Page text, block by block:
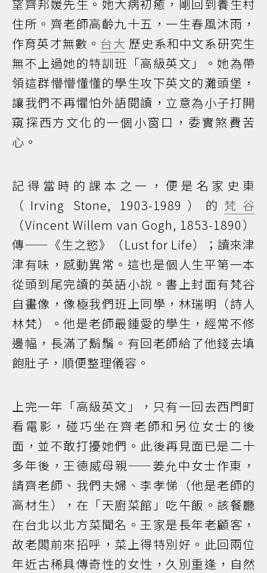
望齊邦媛先生。她大病初癒，剛回到養生村
住所。齊老師高齡九十五，一生春風沐雨，
作育英才無數。 台大 歷史系和中文系研究生
無不上過她的特訓班「高級英文」。她為帶
領這群懵懵懂懂的學生攻下英文的灘頭堡，
讓我們不再懼怕外語閱讀，立意為小子打開
窺探西方文化的一個小窗口，委實煞費苦
心。
記得當時的課本之一，便是名家史東
（Irving Stone, 1903-1989）的 梵谷
（Vincent Willem van Gogh, 1853-1890）
傳——《生之慾》（Lust for Life）；讀來津
津有味，感動異常。這也是個人生平第一本
從頭到尾完讀的英語小說。書上封面有梵谷
自畫像，像極我們班上同學，林瑞明（詩人
林梵）。他是老師最鍾愛的學生，經常不修
邊幅，長滿了鬍鬚。有回老師給了他錢去填
飽肚子，順便整理儀容。
上完一年「高級英文」，只有一回去西門町
看電影，碰巧坐在齊老師和另位女士的後
面，並不敢打擾她們。此後再見面已是二十
多年後，王德威母親——姜允中女士作東，
請齊老師、我們夫婦、李孝悌（他是老師的
高材生），在「天廚菜館」吃午飯。該餐廳
在台北以北方菜聞名。王家是長年老顧客，
故老闆前來招呼，菜上得特別好。此回兩位
年近古稀具傳奇性的女性，久別重逢，自然